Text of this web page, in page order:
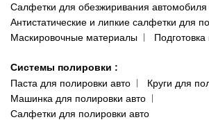
Салфетки для обезжиривания автомобиля
Антистатические и липкие салфетки для
Маскировочные материалы
Системы полировки :
Паста для полировки авто
Круги для
Машинка для полировки авто
Салфетки для полировки авто